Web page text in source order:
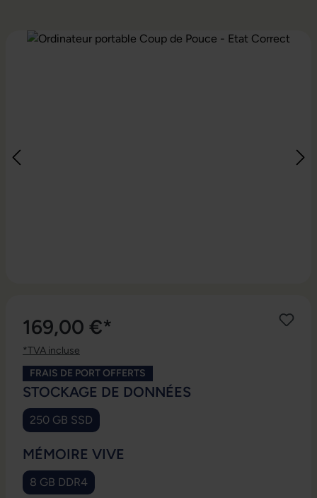
Ignorer la galerie d'images
169,00 €*
*TVA incluse
FRAIS DE PORT OFFERTS
SÉLECTIONNEZ
STOCKAGE DE DONNÉES
250 GB SSD
SÉLECTIONNEZ
MÉMOIRE VIVE
8 GB DDR4